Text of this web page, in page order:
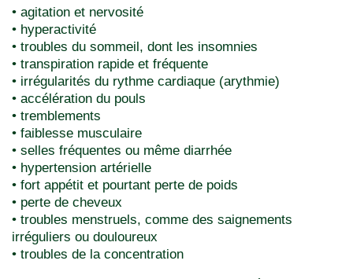
• agitation et nervosité
• hyperactivité
• troubles du sommeil, dont les insomnies
• transpiration rapide et fréquente
• irrégularités du rythme cardiaque (arythmie)
• accélération du pouls
• tremblements
• faiblesse musculaire
• selles fréquentes ou même diarrhée
• hypertension artérielle
• fort appétit et pourtant perte de poids
• perte de cheveux
• troubles menstruels, comme des saignements
irréguliers ou douloureux
• troubles de la concentration